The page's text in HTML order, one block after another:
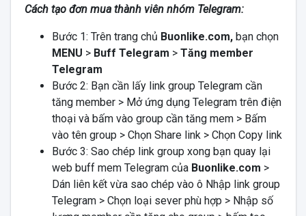
Cách tạo đơn mua thành viên nhóm Telegram:
Bước 1: Trên trang chủ Buonlike.com,bạn chọn
MENU > Buff Telegram > Tăng member
Telegram
Bước 2: Bạn cần lấy link group Telegram cần
tăng member > Mở ứng dụng Telegram trên điện
thoại và bấm vào group cần tăng mem > Bấm
vào tên group > Chọn Share link > Chọn Copy link
Bước 3: Sao chép link group xong bạn quay lại
web buff mem Telegram của Buonlike.com >
Dán liên kết vừa sao chép vào ô Nhập link group
Telegram > Chọn loại sever phù hợp > Nhập số